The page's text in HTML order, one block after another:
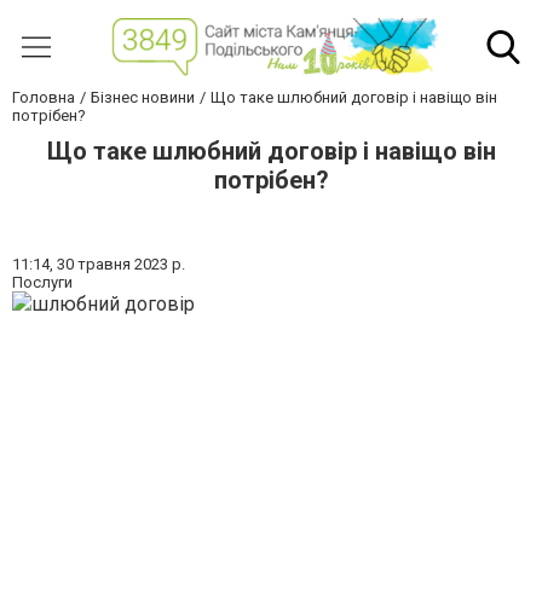
Головна Бізнес новини
Що таке шлюбний договір і навіщо він
потрібен?
Що таке шлюбний договір і навіщо він
потрібен?
11:14, 30 травня 2023 р.
Послуги